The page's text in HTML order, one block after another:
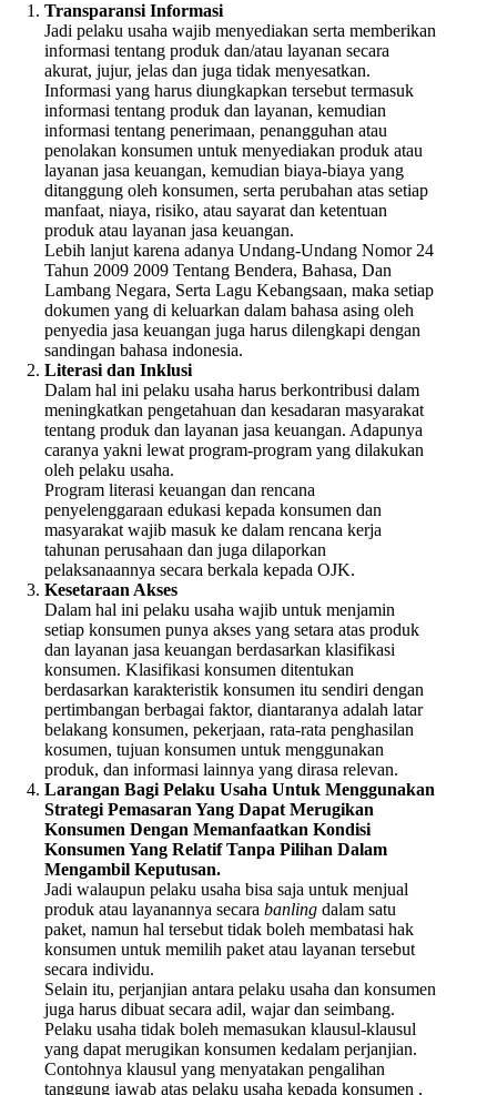
Transparansi Informasi
Jadi pelaku usaha wajib menyediakan serta memberikan
informasi tentang produk dan/atau layanan secara
akurat, jujur, jelas dan juga tidak menyesatkan.
Informasi yang harus diungkapkan tersebut termasuk
informasi tentang produk dan layanan, kemudian
informasi tentang penerimaan, penangguhan atau
penolakan konsumen untuk menyediakan produk atau
layanan jasa keuangan, kemudian biaya-biaya yang
ditanggung oleh konsumen, serta perubahan atas setiap
manfaat, niaya, risiko, atau sayarat dan ketentuan
produk atau layanan jasa keuangan.
Lebih lanjut karena adanya Undang-Undang Nomor 24
Tahun 2009 2009 Tentang Bendera, Bahasa, Dan
Lambang Negara, Serta Lagu Kebangsaan, maka setiap
dokumen yang di keluarkan dalam bahasa asing oleh
penyedia jasa keuangan juga harus dilengkapi dengan
sandingan bahasa indonesia.
Literasi dan Inklusi
Dalam hal ini pelaku usaha harus berkontribusi dalam
meningkatkan pengetahuan dan kesadaran masyarakat
tentang produk dan layanan jasa keuangan. Adapunya
caranya yakni lewat program-program yang dilakukan
oleh pelaku usaha.
Program literasi keuangan dan rencana
penyelenggaraan edukasi kepada konsumen dan
masyarakat wajib masuk ke dalam rencana kerja
tahunan perusahaan dan juga dilaporkan
pelaksanaannya secara berkala kepada OJK.
Kesetaraan Akses
Dalam hal ini pelaku usaha wajib untuk menjamin
setiap konsumen punya akses yang setara atas produk
dan layanan jasa keuangan berdasarkan klasifikasi
konsumen. Klasifikasi konsumen ditentukan
berdasarkan karakteristik konsumen itu sendiri dengan
pertimbangan berbagai faktor, diantaranya adalah latar
belakang konsumen, pekerjaan, rata-rata penghasilan
kosumen, tujuan konsumen untuk menggunakan
produk, dan informasi lainnya yang dirasa relevan.
Larangan Bagi Pelaku Usaha Untuk Menggunakan
Strategi Pemasaran Yang Dapat Merugikan
Konsumen Dengan Memanfaatkan Kondisi
Konsumen Yang Relatif Tanpa Pilihan Dalam
Mengambil Keputusan.
Jadi walaupun pelaku usaha bisa saja untuk menjual
produk atau layanannya secara banling dalam satu
paket, namun hal tersebut tidak boleh membatasi hak
konsumen untuk memilih paket atau layanan tersebut
secara individu.
Selain itu, perjanjian antara pelaku usaha dan konsumen
juga harus dibuat secara adil, wajar dan seimbang.
Pelaku usaha tidak boleh memasukan klausul-klausul
yang dapat merugikan konsumen kedalam perjanjian.
Contohnya klausul yang menyatakan pengalihan
tanggung jawab atas pelaku usaha kepada konsumen ,